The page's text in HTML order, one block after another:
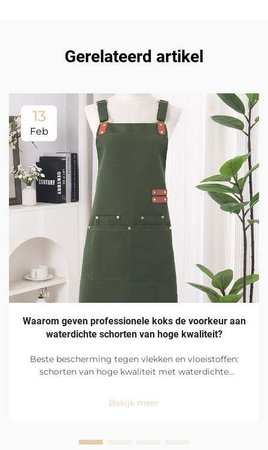
Gerelateerd artikel
13
Feb
Waarom geven professionele koks de voorkeur aan
waterdichte schorten van hoge kwaliteit?
Beste bescherming tegen vlekken en vloeistoffen:
schorten van hoge kwaliteit met waterdichte
vlekken en vloeistoffen, maar ook vanwege het
Bekijk meer